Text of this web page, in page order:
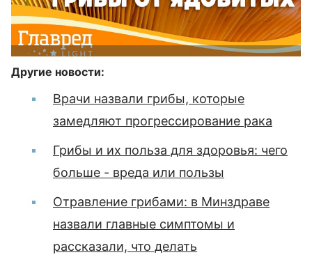
Другие новости:
Врачи назвали грибы, которые
замедляют прогрессирование рака
Грибы и их польза для здоровья: чего
больше - вреда или пользы
Отравление грибами: в Минздраве
назвали главные симптомы и
рассказали, что делать